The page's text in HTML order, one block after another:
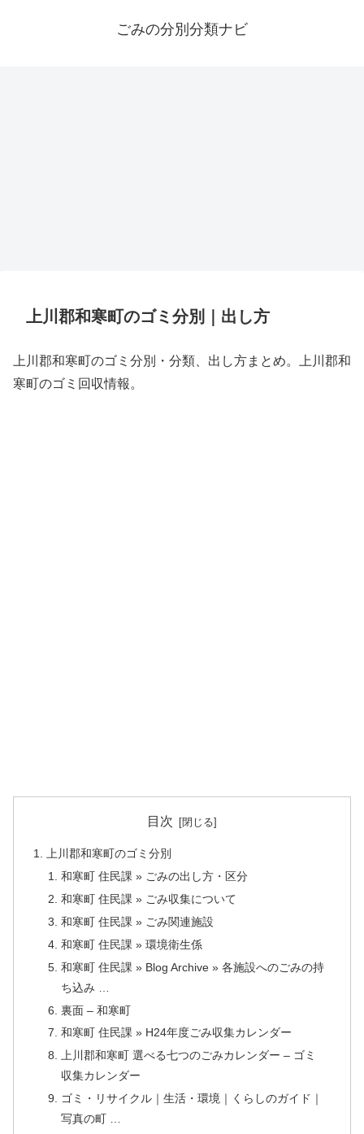
ごみの分別分類ナビ
上川郡和寒町のゴミ分別｜出し方
上川郡和寒町のゴミ分別・分類、出し方まとめ。上川郡和
寒町のゴミ回収情報。
目次
上川郡和寒町のゴミ分別
和寒町 住民課 » ごみの出し方・区分
和寒町 住民課 » ごみ収集について
和寒町 住民課 » ごみ関連施設
和寒町 住民課 » 環境衛生係
和寒町 住民課 » Blog Archive » 各施設へのごみの持
ち込み …
裏面 – 和寒町
和寒町 住民課 » H24年度ごみ収集カレンダー
上川郡和寒町 選べる七つのごみカレンダー – ゴミ
収集カレンダー
ゴミ・リサイクル｜生活・環境｜くらしのガイド｜
写真の町 …